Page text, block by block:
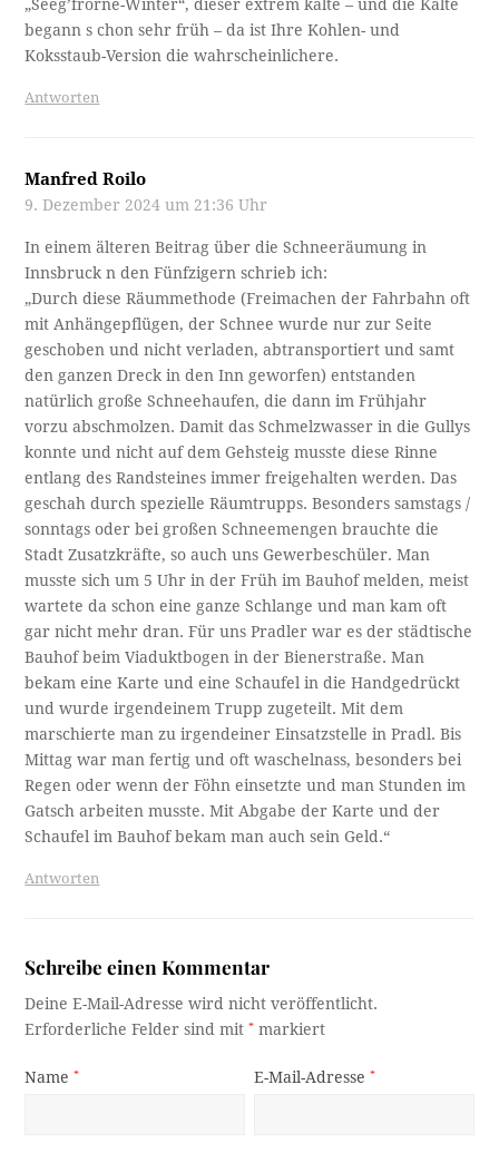
„Seeg’frorne-Winter“, dieser extrem kalte – und die Kälte
begann s chon sehr früh – da ist Ihre Kohlen- und
Koksstaub-Version die wahrscheinlichere.
Antworten
Manfred Roilo
9. Dezember 2024 um 21:36 Uhr
In einem älteren Beitrag über die Schneeräumung in
Innsbruck n den Fünfzigern schrieb ich:
„Durch diese Räummethode (Freimachen der Fahrbahn oft
mit Anhängepflügen, der Schnee wurde nur zur Seite
geschoben und nicht verladen, abtransportiert und samt
den ganzen Dreck in den Inn geworfen) entstanden
natürlich große Schneehaufen, die dann im Frühjahr
vorzu abschmolzen. Damit das Schmelzwasser in die Gullys
konnte und nicht auf dem Gehsteig musste diese Rinne
entlang des Randsteines immer freigehalten werden. Das
geschah durch spezielle Räumtrupps. Besonders samstags /
sonntags oder bei großen Schneemengen brauchte die
Stadt Zusatzkräfte, so auch uns Gewerbeschüler. Man
musste sich um 5 Uhr in der Früh im Bauhof melden, meist
wartete da schon eine ganze Schlange und man kam oft
gar nicht mehr dran. Für uns Pradler war es der städtische
Bauhof beim Viaduktbogen in der Bienerstraße. Man
bekam eine Karte und eine Schaufel in die Handgedrückt
und wurde irgendeinem Trupp zugeteilt. Mit dem
marschierte man zu irgendeiner Einsatzstelle in Pradl. Bis
Mittag war man fertig und oft waschelnass, besonders bei
Regen oder wenn der Föhn einsetzte und man Stunden im
Gatsch arbeiten musste. Mit Abgabe der Karte und der
Schaufel im Bauhof bekam man auch sein Geld.“
Antworten
Schreibe einen Kommentar
Deine E-Mail-Adresse wird nicht veröffentlicht.
Erforderliche Felder sind mit* markiert
Name* E-Mail-Adresse*